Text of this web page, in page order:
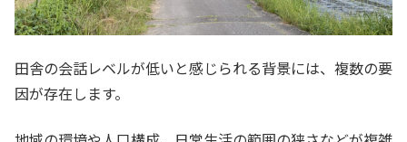
田舎の会話レベルが低いと感じられる背景には、複数の要
因が存在します。